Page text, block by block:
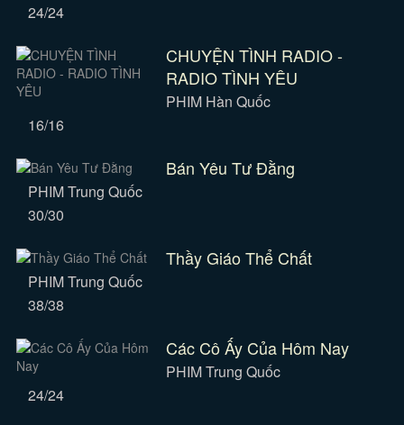
24/24
CHUYỆN TÌNH RADIO -
RADIO TÌNH YÊU
PHIM Hàn Quốc
16/16
Bán Yêu Tư Đằng
PHIM Trung Quốc
30/30
Thầy Giáo Thể Chất
PHIM Trung Quốc
38/38
Các Cô Ấy Của Hôm Nay
PHIM Trung Quốc
24/24